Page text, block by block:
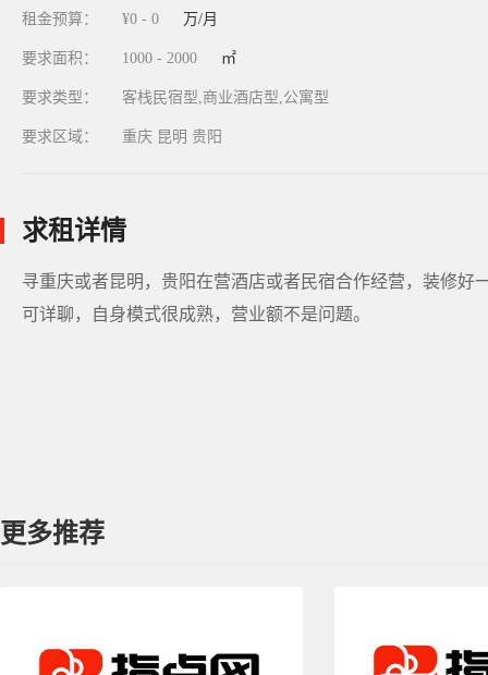
租金预算： ¥0 - 0 万/月
要求面积： 1000 - 2000 ㎡
要求类型： 客栈民宿型,商业酒店型,公寓型
要求区域： 重庆 昆明 贵阳
求租详情
寻重庆或者昆明，贵阳在营酒店或者民宿合作经营，装修好
可详聊，自身模式很成熟，营业额不是问题。
更多推荐